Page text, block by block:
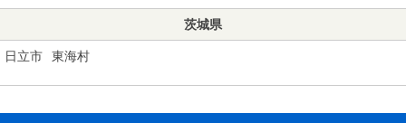
茨城県
日立市 東海村